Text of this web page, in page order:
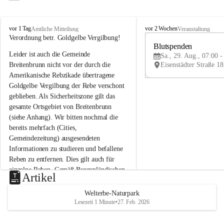
B
r
i
t
e
n
b
r
u
n
n
a
m
N
e
u
s
d
vor 1 TagAmtliche Mitteilung
Verordnung betr. Goldgelbe Vergilbung!
Leider ist auch die Gemeinde
Breitenbrunn nicht vor der durch die
Amerikanische Rebzikade übertragene
Goldgelbe Vergilbung der Rebe verschont
geblieben. Als Sicherheitszone gilt das
gesamte Ortsgebiet von Breitenbrunn
(siehe Anhang). Wir bitten nochmal die
bereits mehrfach (Cities,
Gemeindezeitung) ausgesendeten
Informationen zu studieren und befallene
Reben zu entfernen. Dies gilt auch für
einzelne Reben. Gemäß Burgenländischen
Weinbaugesetz sind nicht gepflegte oder
unzulässige Weingärten zu roden! Bitte
helfen wir zusammen um unsere Winzer
vor den prognostizierten Ernteausfällen
B
e
u
e
d
vor 2 WochenVeranstaltung
Blutspenden
Sa., 29. Aug., 07:00 -
Artikel
Welterbe-Naturpark
Lesezeit 1 Minute•27. Feb. 2026